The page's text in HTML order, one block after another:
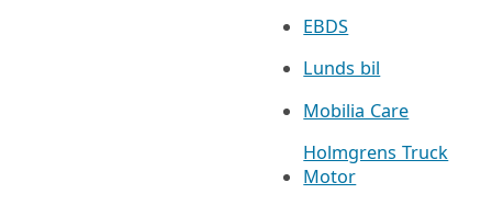
EBDS
Lunds bil
Mobilia Care
Holmgrens Truck
Motor